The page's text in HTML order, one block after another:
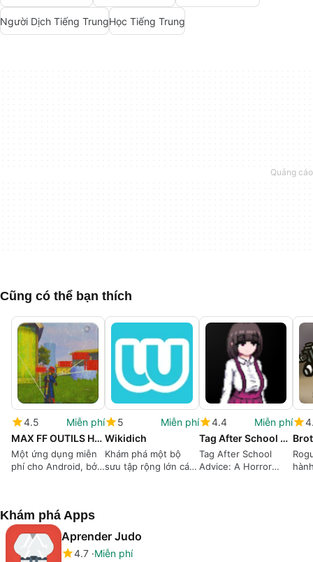
Người Dịch Tiếng TrungHọc Tiếng Trung
Cũng có thể bạn thích
4.5
Miễn phí
MAX FF OUTILS HEADSHOT
Một ứng dụng miễn
phí cho Android, bởi
5
Miễn phí
Wikidich
Khám phá một bộ
sưu tập rộng lớn các
4.4
Miễn phí
Tag After School Advice
Tag After School
Advice: A Horror
Khám phá Apps
Aprender Judo
4.7 Miễn phí